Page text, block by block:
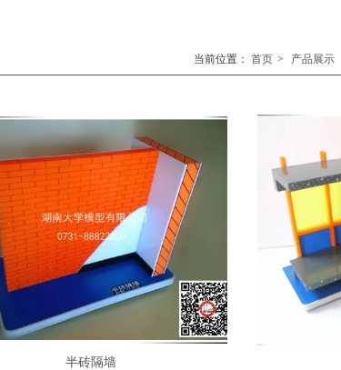
当前位置： 首页 > 产品展示
半砖隔墙